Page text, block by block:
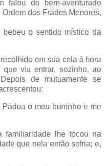
falou do bem-aventurado
dos Frades Menores,
bebeu o sentido místico da
em sua cela à hora
viu entrar, sozinho, ao
de mutuamente se
o meu burrinho e me
familiaridade lhe tocou na
que nela então sofria; e,